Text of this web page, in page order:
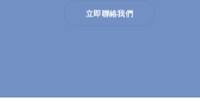
立即聯絡我們